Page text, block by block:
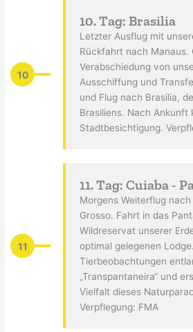
10
10. Tag: Brasilia
Letzter Ausflug mit
Rückfahrt nach Manaus.
Verabschiedung von
Ausschiffung und
und Flug nach Brasilia,
Brasiliens. Nach Ankunft
Stadtbesichtigung.
11
11. Tag: Cuiaba -
Morgens Weiterflug
Grosso. Fahrt in das
Wildreservat unserer
optimal gelegenen
Tierbeobachtungen
„Transpantaneira“ und
Vielfalt dieses
Verpflegung: FMA